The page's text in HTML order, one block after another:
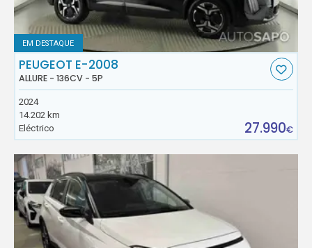
EM DESTAQUE
PEUGEOT E-2008
ALLURE - 136CV - 5P
2024
14.202 km
Eléctrico
27.990€